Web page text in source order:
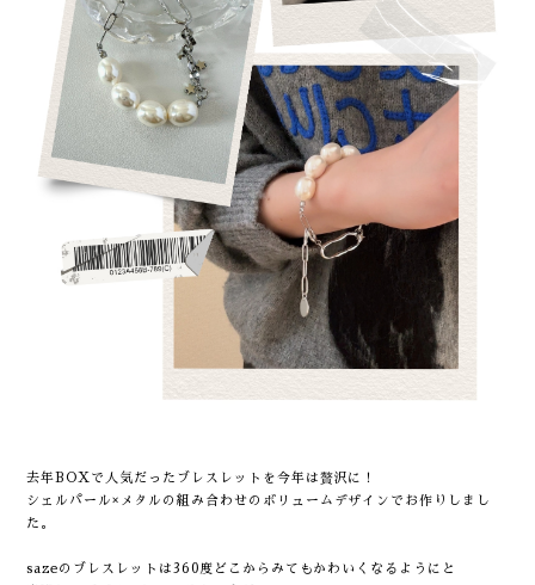
去年BOXで人気だったブレスレットを今年は贅沢に！
シェルパール×メタルの組み合わせのボリュームデザインでお作りしまし
た。
sazeのブレスレットは360度どこからみてもかわいくなるようにと